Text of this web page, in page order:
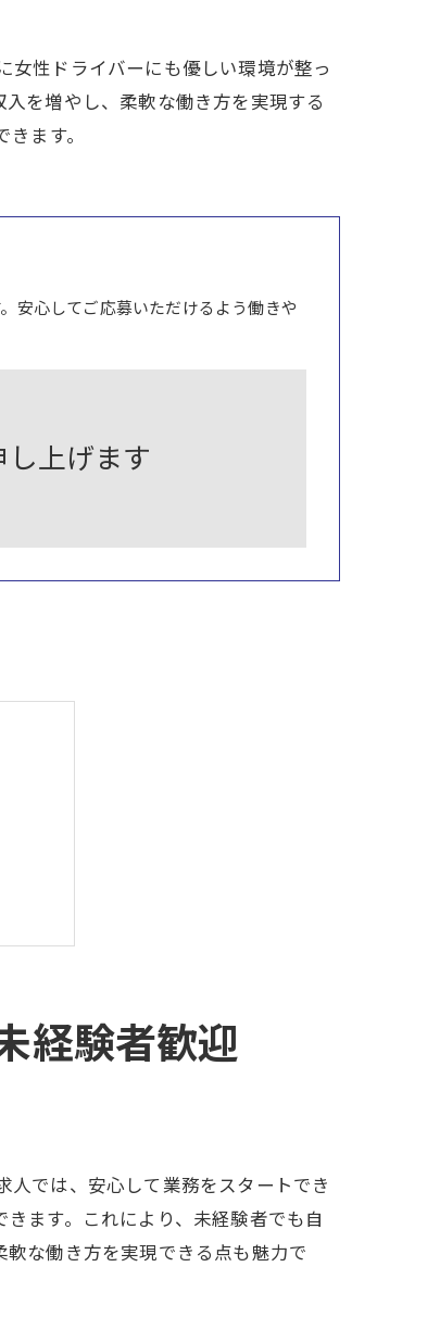
性ドライバーにも優しい環境が整っ
を増やし、柔軟な働き方を実現する
ます。
安心してご応募いただけるよう働きや
上げます
経験者歓迎
では、安心して業務をスタートでき
ます。これにより、未経験者でも自
な働き方を実現できる点も魅力で